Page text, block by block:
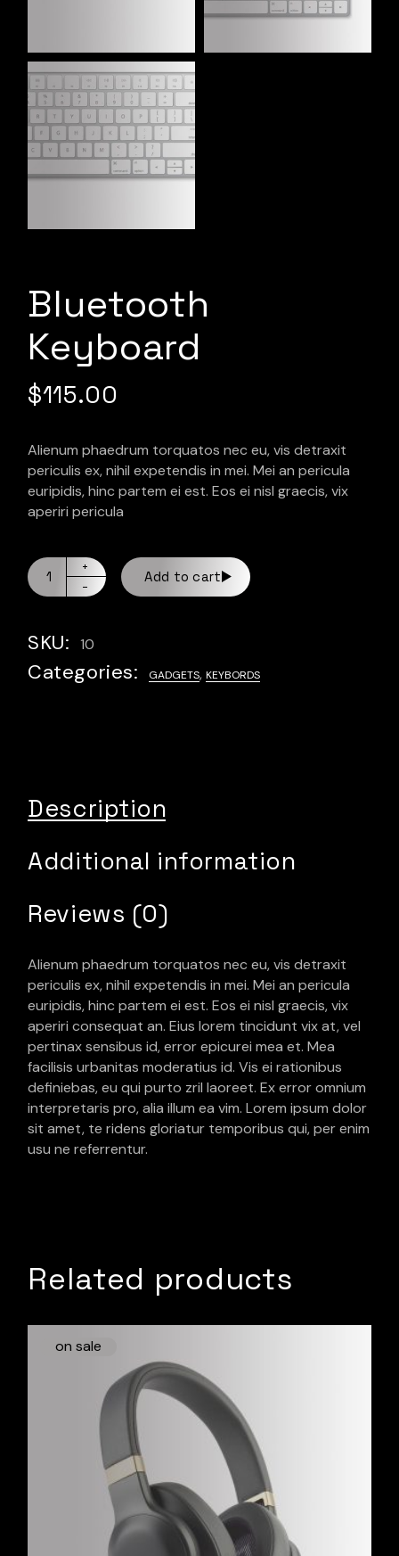
Bluetooth
Keyboard
$115.00
Alienum phaedrum torquatos nec eu, vis detraxit
periculis ex, nihil expetendis in mei. Mei an pericula
euripidis, hinc partem ei est. Eos ei nisl graecis, vix
aperiri pericula
Add to cart
SKU: 10
Categories: GADGETS,KEYBORDS
Description
Additional information
Reviews (0)
Alienum phaedrum torquatos nec eu, vis detraxit
periculis ex, nihil expetendis in mei. Mei an pericula
euripidis, hinc partem ei est. Eos ei nisl graecis, vix
aperiri consequat an. Eius lorem tincidunt vix at, vel
pertinax sensibus id, error epicurei mea et. Mea
facilisis urbanitas moderatius id. Vis ei rationibus
definiebas, eu qui purto zril laoreet. Ex error omnium
interpretaris pro, alia illum ea vim. Lorem ipsum dolor
sit amet, te ridens gloriatur temporibus qui, per enim
usu ne referrentur.
Related products
on sale